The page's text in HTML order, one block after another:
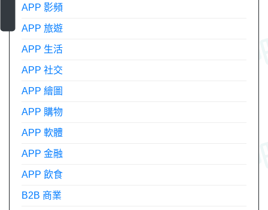
APP 影頻
APP 旅遊
APP 生活
APP 社交
APP 繪圖
APP 購物
APP 軟體
APP 金融
APP 飲食
B2B 商業